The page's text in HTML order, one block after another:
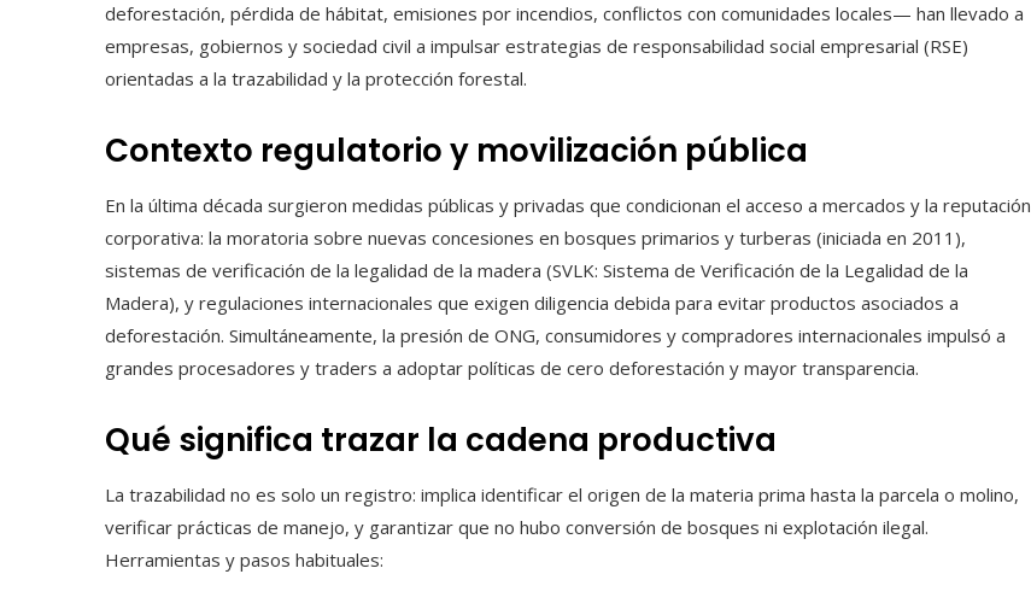
deforestación, pérdida de hábitat, emisiones por incendios, conflictos con comunidades locales— han llevado a
empresas, gobiernos y sociedad civil a impulsar estrategias de responsabilidad social empresarial (RSE)
orientadas a la trazabilidad y la protección forestal.
Contexto regulatorio y movilización pública
En la última década surgieron medidas públicas y privadas que condicionan el acceso a mercados y la reputación
corporativa: la moratoria sobre nuevas concesiones en bosques primarios y turberas (iniciada en 2011),
sistemas de verificación de la legalidad de la madera (SVLK: Sistema de Verificación de la Legalidad de la
Madera), y regulaciones internacionales que exigen diligencia debida para evitar productos asociados a
deforestación. Simultáneamente, la presión de ONG, consumidores y compradores internacionales impulsó a
grandes procesadores y traders a adoptar políticas de cero deforestación y mayor transparencia.
Qué significa trazar la cadena productiva
La trazabilidad no es solo un registro: implica identificar el origen de la materia prima hasta la parcela o molino,
verificar prácticas de manejo, y garantizar que no hubo conversión de bosques ni explotación ilegal.
Herramientas y pasos habituales: